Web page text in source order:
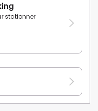
stationner